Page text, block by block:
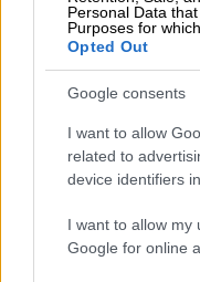
Personal Data
Purposes for
Opted Out
Google consents
I want to allow
related to
device identifiers
I want to allow my
Google for online
ήρωες
Με αφορμή το
Κινηματογράφου
εξελίσσεται
μας ξεναγεί
νεανικό κομμάτι